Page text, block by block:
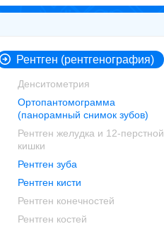
Рентген (рентгенография)
Денситометрия
Ортопантомограмма
(панорамный снимок зубов)
Рентген желудка и 12-перстной
кишки
Рентген зуба
Рентген кисти
Рентген конечностей
Рентген костей